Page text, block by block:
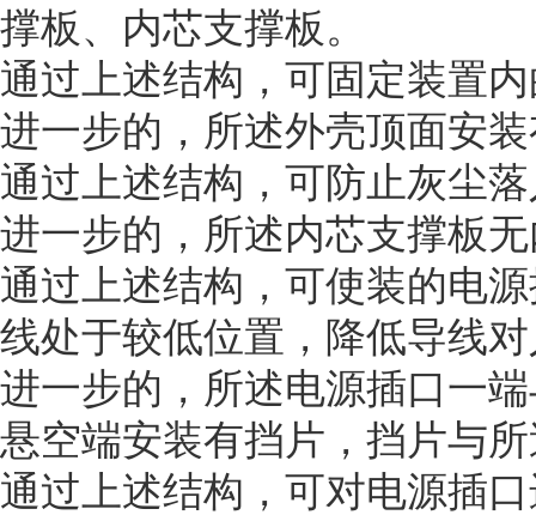
撑板、内芯支撑板。
通过上述结构，可固定装置
进一步的，所述外壳顶面安
通过上述结构，可防止灰尘
进一步的，所述内芯支撑板
通过上述结构，可使装的电
线处于较低位置，降低导线
进一步的，所述电源插口一
悬空端安装有挡片，挡片与
通过上述结构，可对电源插